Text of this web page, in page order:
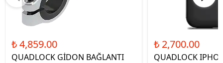
₺ 4,859.00
QUADLOCK GİDON BAĞLANTI
₺ 2,700.00
QUADLOCK